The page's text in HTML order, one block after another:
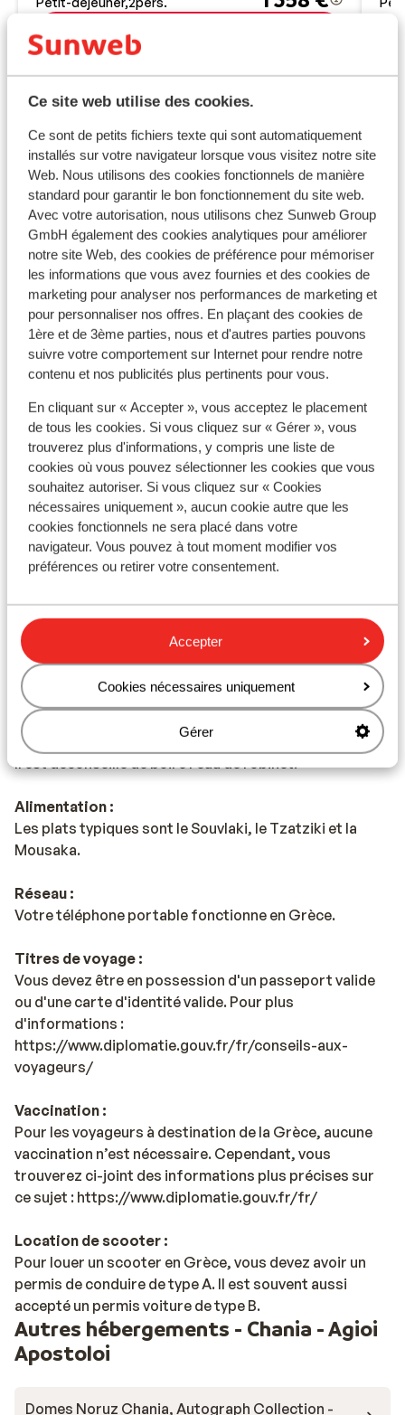
Ce site web utilise des cookies.
Ce sont de petits fichiers texte qui sont automatiquement
installés sur votre navigateur lorsque vous visitez notre site
Web. Nous utilisons des cookies fonctionnels de manière
standard pour garantir le bon fonctionnement du site web.
Avec votre autorisation, nous utilisons chez Sunweb Group
GmbH également des cookies analytiques pour améliorer
notre site Web, des cookies de préférence pour mémoriser
les informations que vous avez fournies et des cookies de
marketing pour analyser nos performances de marketing et
pour personnaliser nos offres. En plaçant des cookies de
1ère et de 3ème parties, nous et d'autres parties pouvons
suivre votre comportement sur Internet pour rendre notre
contenu et nos publicités plus pertinents pour vous.
En cliquant sur « Accepter », vous acceptez le placement
de tous les cookies. Si vous cliquez sur « Gérer », vous
trouverez plus d'informations, y compris une liste de
cookies où vous pouvez sélectionner les cookies que vous
souhaitez autoriser. Si vous cliquez sur « Cookies
nécessaires uniquement », aucun cookie autre que les
cookies fonctionnels ne sera placé dans votre
navigateur. Vous pouvez à tout moment modifier vos
préférences ou retirer votre consentement.
Accepter
Cookies nécessaires uniquement
Gérer
Informations pratiques
* ATTENTION ! NFORMATION IMPORTANTE *
Tous les voyageurs doivent remplir le formulaire «
Passenger Locator Form » (un formulaire par famille),
minimum 24 heures avant leur arrivée en Grèce. Vous
trouverez ce formulaireici
Capitale :
La capitale est Athènes.
Il y a une heure de plus qu'en France.
Langue :
La langue officielle est le grec. L’anglais et l’allemand
sont aussi souvent compris.
Monnaie :
L'unité monétaire officielle est l'euro.
Pourboires :
En Grèce, il est habituel de donner un pourboire de 10%
Voltage :
Le voltage est le même qu’en France, 220 volts.
Eau :
Il est déconseillé de boire l'eau de robinet.
Alimentation :
Les plats typiques sont le Souvlaki, le Tzatziki et la
Mousaka.
Réseau :
Votre téléphone portable fonctionne en Grèce.
Titres de voyage :
Vous devez être en possession d'un passeport valide
ou d'une carte d'identité valide. Pour plus
d'informations :
https://www.diplomatie.gouv.fr/fr/conseils-aux-
voyageurs/
Vaccination :
Pour les voyageurs à destination de la Grèce, aucune
vaccination n’est nécessaire. Cependant, vous
trouverez ci-joint des informations plus précises sur
ce sujet : https://www.diplomatie.gouv.fr/fr/
Location de scooter :
Pour louer un scooter en Grèce, vous devez avoir un
permis de conduire de type A. Il est souvent aussi
accepté un permis voiture de type B.
Autres hébergements - Chania - Agioi
Apostoloi
Domes Noruz Chania, Autograph Collection -